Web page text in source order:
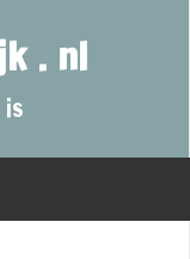
. nl